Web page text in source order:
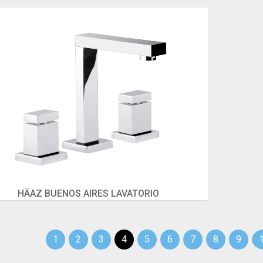
HÄAZ BUENOS AIRES LAVATORIO
1 2 3 4 5 6 7 8 9